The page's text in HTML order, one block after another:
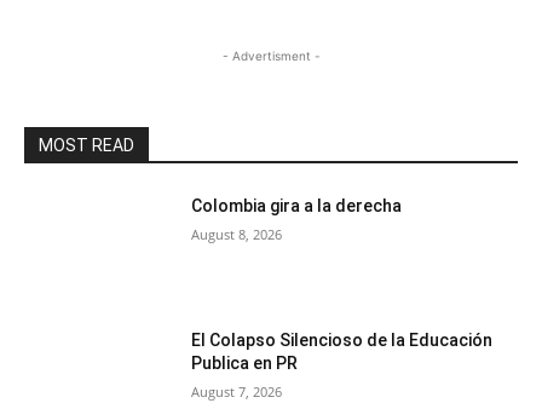
- Advertisment -
MOST READ
Colombia gira a la derecha
August 8, 2026
El Colapso Silencioso de la Educación
Publica en PR
August 7, 2026